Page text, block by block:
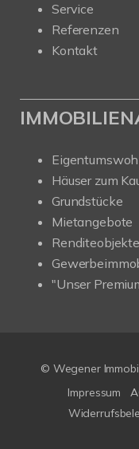
Service
Referenzen
Kontakt
Häuser zum
Grundstücke
Mietangebote
Renditeobjekte
"Unser
© Wegener
Impressum